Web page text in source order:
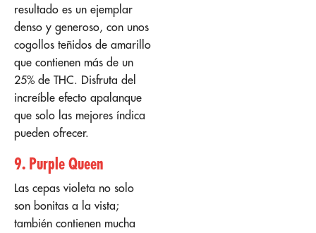
resultado es un ejemplar
denso y generoso, con unos
cogollos teñidos de amarillo
que contienen más de un
25% de THC. Disfruta del
increíble efecto apalanque
que solo las mejores índica
pueden ofrecer.
9. Purple Queen
Las cepas violeta no solo
son bonitas a la vista;
también contienen mucha